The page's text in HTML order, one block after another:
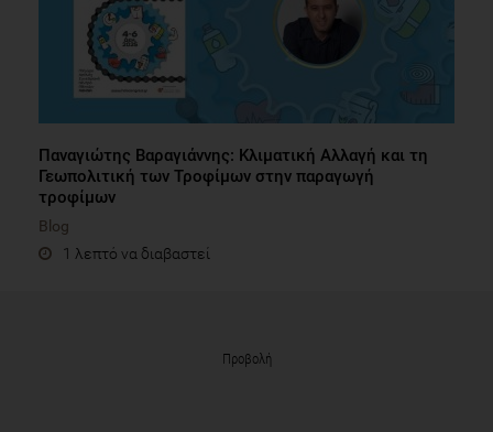
Παναγιώτης Βαραγιάννης: Κλιματική Αλλαγή και τη
Γεωπολιτική των Τροφίμων στην παραγωγή
τροφίμων
Blog
1 λεπτό να διαβαστεί
Προβολή